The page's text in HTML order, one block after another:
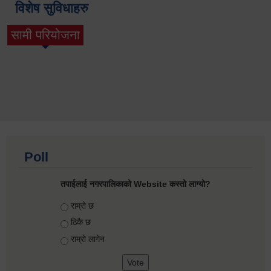
विशेष सुविधाहरु
सामी परियोजना
(active tab)
Poll
तपाईलाई नगरपालिकाको Website कस्तो लाग्यो?
Choices
राम्रो छ
ठिकै छ
राम्रो लागेन